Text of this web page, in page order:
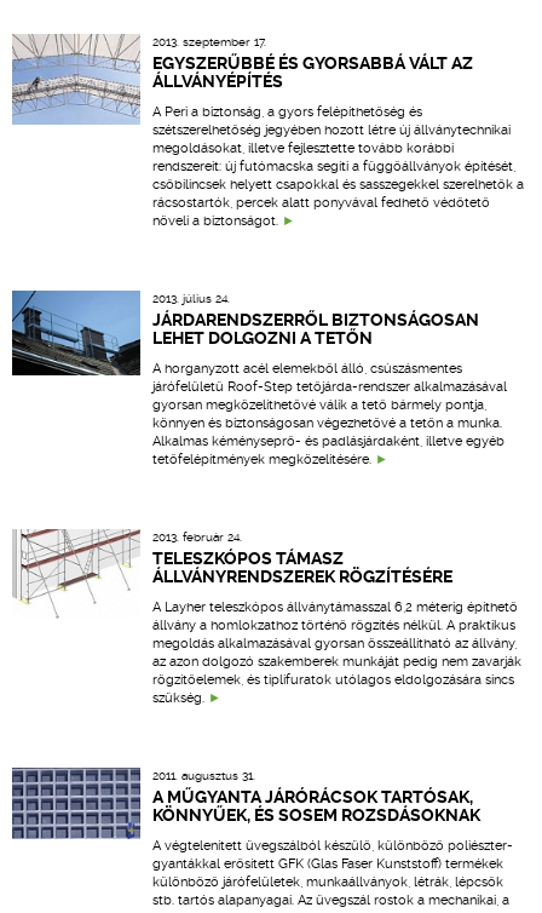
2013. szeptember 17.
EGYSZERŰBBÉ ÉS GYORSABBÁ VÁLT AZ
ÁLLVÁNYÉPÍTÉS
A Peri a biztonság, a gyors felépíthetőség és
szétszerelhetőség jegyében hozott létre új állványtechnikai
megoldásokat, illetve fejlesztette tovább korábbi
rendszereit: új futómacska segíti a függőállványok építését,
csőbilincsek helyett csapokkal és sasszegekkel szerelhetők a
rácsostartók, percek alatt ponyvával fedhető védőtető
növeli a biztonságot.
2013. július 24.
JÁRDARENDSZERRŐL BIZTONSÁGOSAN
LEHET DOLGOZNI A TETŐN
A horganyzott acél elemekből álló, csúszásmentes
járófelületű Roof-Step tetőjárda-rendszer alkalmazásával
gyorsan megközelíthetővé válik a tető bármely pontja,
könnyen és biztonságosan végezhetővé a tetőn a munka.
Alkalmas kéményseprő- és padlásjárdaként, illetve egyéb
tetőfelépítmények megközelítésére.
2013. február 24.
TELESZKÓPOS TÁMASZ
ÁLLVÁNYRENDSZEREK RÖGZÍTÉSÉRE
A Layher teleszkópos állványtámasszal 6,2 méterig építhető
állvány a homlokzathoz történő rögzítés nélkül. A praktikus
megoldás alkalmazásával gyorsan összeállítható az állvány,
az azon dolgozó szakemberek munkáját pedig nem zavarják
rögzítőelemek, és tiplifuratok utólagos eldolgozására sincs
szükség.
2011. augusztus 31.
A MŰGYANTA JÁRÓRÁCSOK TARTÓSAK,
KÖNNYŰEK, ÉS SOSEM ROZSDÁSOKNAK
A végtelenített üvegszálból készülő, különböző poliészter-
gyantákkal erősített GFK (Glas Faser Kunststoff) termékek
különböző járófelületek, munkaállványok, létrák, lépcsők
stb. tartós alapanyagai. Az üvegszál rostok a mechanikai, a